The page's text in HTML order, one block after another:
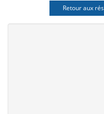
Retour aux